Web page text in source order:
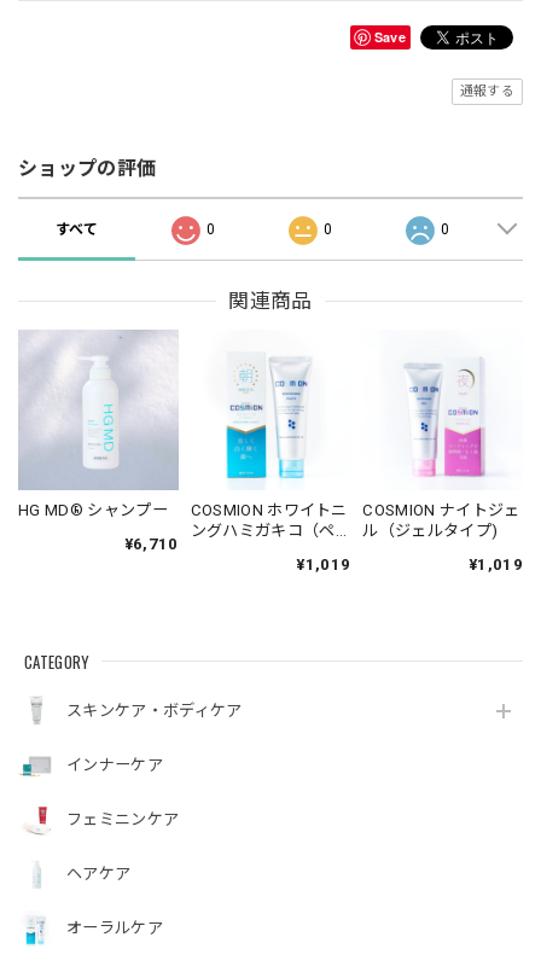
Save
通報する
ショップの評価
すべて 0 0 0
関連商品
HG MD® シャンプー
¥6,710
COSMION ホワイトニ
ングハミガキコ（ペ
¥1,019
COSMION ナイトジェ
ル（ジェルタイプ)
¥1,019
CATEGORY
スキンケア・ボディケア
インナーケア
フェミニンケア
ヘアケア
オーラルケア